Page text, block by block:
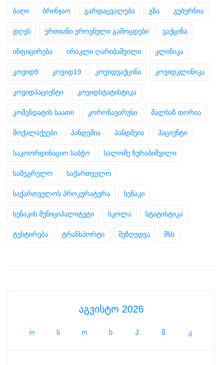
ბაღი ბრინჯაო გარდაცვალება გზა გუბერნია
დღეს ერთიანი ეროვნული გამოცდები ვაქცინა
ინფიცირება ირაკლი ღარიბაშვილი კლინიკა
კოვიდ9 კოვიდ19 კოვიდვაქცინა კოვიდკლინიკა
კოვიდპაციენტი კოვიდსტატისტიკა
კომენდატის საათი კორონავირუსი მალხაზ თორია
მოქალაქეები პანდემია პანდმეია პაციენტი
საკოორდინაციო საბჭო სალომე ზურაბიშვილი
სამეგრელო საქართველო
საქართველოს პროკურატურა სენაკი
სენაკის მუნიციპალიტეტი სკოლა სტატისტიკა
ტესტირება ტრანსპორტი შეზღუდვა შსს
აგვისტო 2026
ო ს ო ხ პ შ კ